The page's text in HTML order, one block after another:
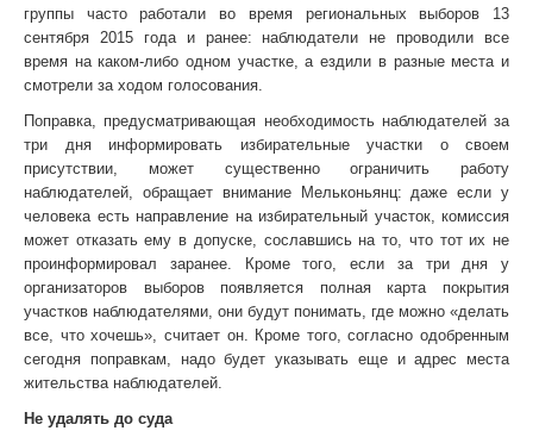
группы часто работали во время региональных выборов 13
сентября 2015 года и ранее: наблюдатели не проводили все
время на каком-либо одном участке, а ездили в разные места и
смотрели за ходом голосования.
Поправка, предусматривающая необходимость наблюдателей за
три дня информировать избирательные участки о своем
присутствии, может существенно ограничить работу
наблюдателей, обращает внимание Мельконьянц: даже если у
человека есть направление на избирательный участок, комиссия
может отказать ему в допуске, сославшись на то, что тот их не
проинформировал заранее. Кроме того, если за три дня у
организаторов выборов появляется полная карта покрытия
участков наблюдателями, они будут понимать, где можно «делать
все, что хочешь», считает он. Кроме того, согласно одобренным
сегодня поправкам, надо будет указывать еще и адрес места
жительства наблюдателей.
Не удалять до суда